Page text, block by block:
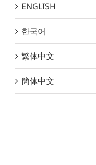
ENGLISH
한국어
繁体中文
簡体中文